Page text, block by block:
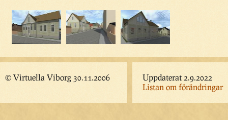
© Virtuella Viborg 30.11.2006
Uppdaterat 2.9.2022
Listan om förändringar